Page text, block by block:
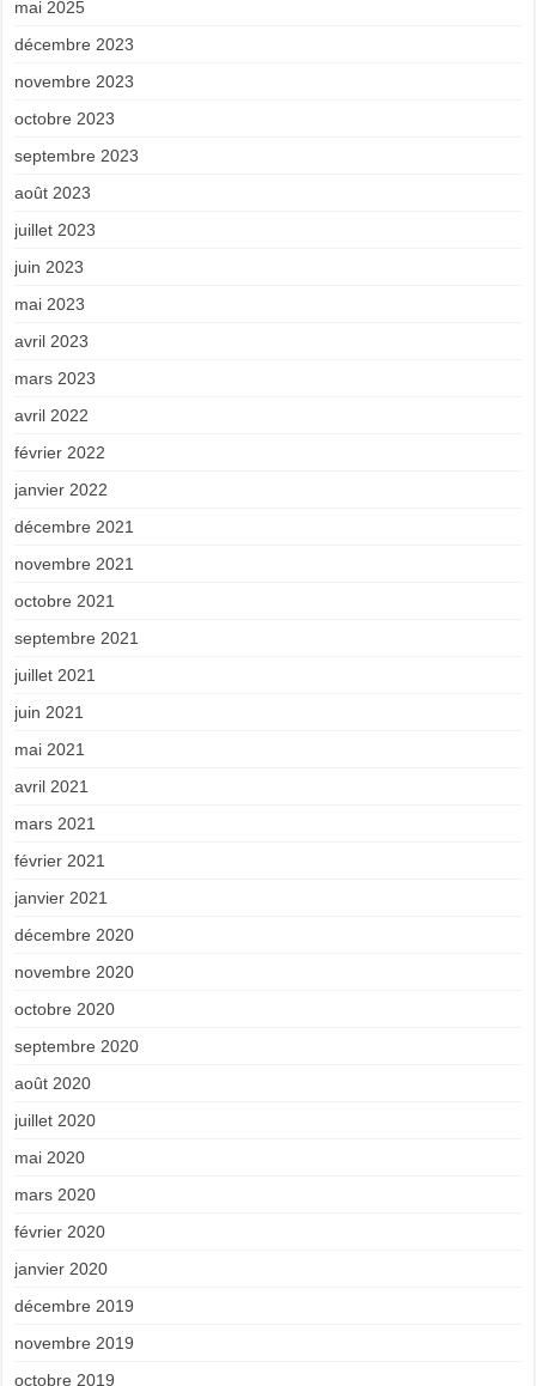
mai 2025
décembre 2023
novembre 2023
octobre 2023
septembre 2023
août 2023
juillet 2023
juin 2023
mai 2023
avril 2023
mars 2023
avril 2022
février 2022
janvier 2022
décembre 2021
novembre 2021
octobre 2021
septembre 2021
juillet 2021
juin 2021
mai 2021
avril 2021
mars 2021
février 2021
janvier 2021
décembre 2020
novembre 2020
octobre 2020
septembre 2020
août 2020
juillet 2020
mai 2020
mars 2020
février 2020
janvier 2020
décembre 2019
novembre 2019
octobre 2019